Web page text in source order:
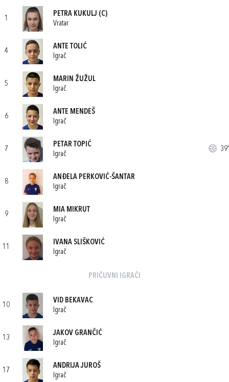
1
PETRA KUKULJ (C)
Vratar
4
ANTE TOLIĆ
Igrač
5
MARIN ŽUŽUL
Igrač
6
ANTE MENDEŠ
Igrač
7
PETAR TOPIĆ
Igrač
39'
8
ANĐELA PERKOVIĆ-ŠANTAR
Igrač
9
MIA MIKRUT
Igrač
11
IVANA SLIŠKOVIĆ
Igrač
PRIČUVNI IGRAČI
10
VID BEKAVAC
Igrač
13
JAKOV GRANČIĆ
Igrač
17
ANDRIJA JUROŠ
Igrač